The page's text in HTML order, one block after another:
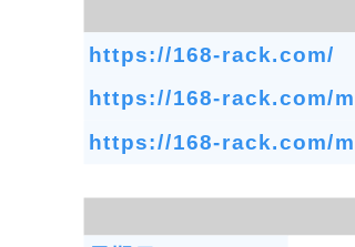
https://168-rack.com/
https://168-rack.com/
https://168-rack.com/